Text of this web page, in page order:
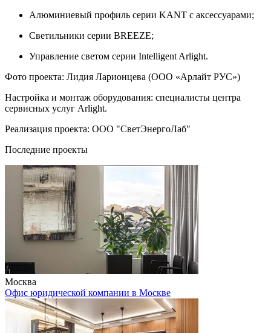
Алюминиевый профиль серии KANT с аксессуарами;
Светильники серии BREEZE;
Управление светом серии Intelligent Arlight.
Фото проекта: Лидия Ларионцева (ООО «Арлайт РУС»)
Настройка и монтаж оборудования: специалисты центра
сервисных услуг Arlight.
Реализация проекта: ООО "СветЭнергоЛаб"
Последние проекты
Москва
Офис юридической компании в Москве